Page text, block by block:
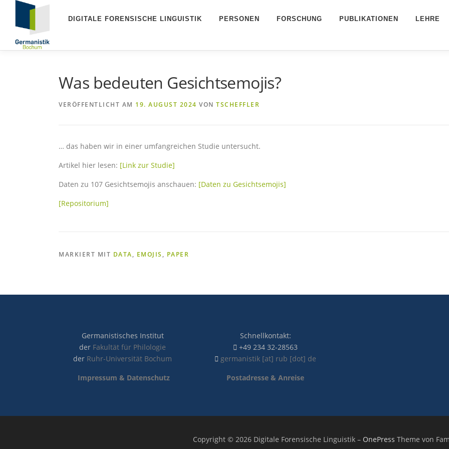
springen
DIGITALE FORENSISCHE LINGUISTIK PERSONEN FORSCHUNG PUBLIKATIONEN LEHRE
Was bedeuten Gesichtsemojis?
VERÖFFENTLICHT AM 19. AUGUST 2024 VON TSCHEFFLER
… das haben wir in einer umfangreichen Studie untersucht.
Artikel hier lesen: [Link zur Studie]
Daten zu 107 Gesichtsemojis anschauen: [Daten zu Gesichtsemojis]
[Repositorium]
MARKIERT MIT DATA, EMOJIS , PAPER
Germanistisches Institut
der Fakultät für Philologie
der Ruhr-Universität Bochum
Impressum & Datenschutz
Schnellkontakt:
+49 234 32-28563
germanistik [at] rub [dot] de
Postadresse & Anreise
Copyright © 2026 Digitale Forensische Linguistik – OnePress Theme von